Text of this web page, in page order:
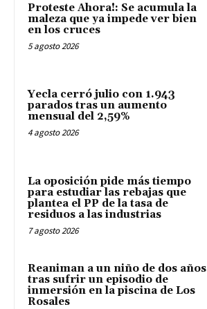
Proteste Ahora!: Se acumula la
maleza que ya impede ver bien
en los cruces
5 agosto 2026
Yecla cerró julio con 1.943
parados tras un aumento
mensual del 2,59%
4 agosto 2026
La oposición pide más tiempo
para estudiar las rebajas que
plantea el PP de la tasa de
residuos a las industrias
7 agosto 2026
Reaniman a un niño de dos años
tras sufrir un episodio de
inmersión en la piscina de Los
Rosales